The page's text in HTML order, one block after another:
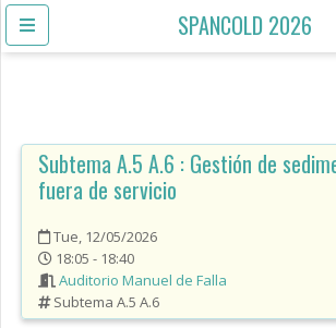
SPANCOLD 2026
Subtema A.5 A.6 : Gestión de
fuera de servicio
Tue, 12/05/2026
18:05 - 18:40
Auditorio Manuel de Falla
Subtema A.5 A.6